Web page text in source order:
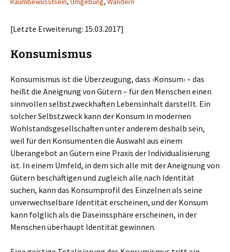
[Letzte Erweiterung: 15.03.2017]
Konsumismus
Konsumismus ist die Überzeugung, dass ›Konsum‹ – das
heißt die Aneignung von Gütern – für den Menschen einen
sinnvollen selbstzweckhaften Lebensinhalt darstellt. Ein
solcher Selbstzweck kann der Konsum in modernen
Wohlstandsgesellschaften unter anderem deshalb sein,
weil für den Konsumenten die Auswahl aus einem
Überangebot an Gütern eine Praxis der Individualisierung
ist. In einem Umfeld, in dem sich alle mit der Aneignung von
Gütern beschäftigen und zugleich alle nach Identität
suchen, kann das Konsumprofil des Einzelnen als seine
unverwechselbare Identität erscheinen, und der Konsum
kann folglich als die Daseinssphäre erscheinen, in der
Menschen überhaupt Identität gewinnen.